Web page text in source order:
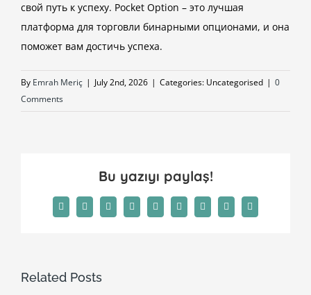
свой путь к успеху. Pocket Option – это лучшая
платформа для торговли бинарными опционами, и она
поможет вам достичь успеха.
By Emrah Meriç | July 2nd, 2026 | Categories: Uncategorised | 0
Comments
Bu yazıyı paylaş!
FacebookTwitter Reddit LinkedInWhatsAppTumblr Pinterest
Related Posts